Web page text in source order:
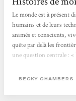
Le monde est à présent
humains et de leurs
animés et conscients,
quête par delà les
une question centrale :
récit d’amitié et de
BECKY CHAMBERS